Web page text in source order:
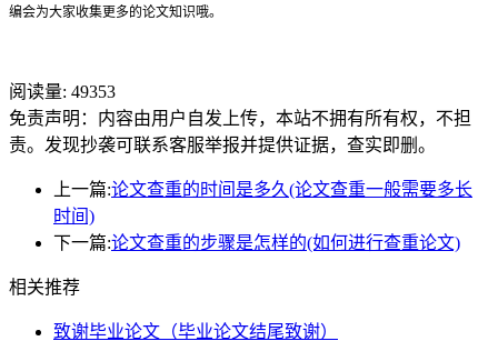
编会为大家收集更多的论文知识哦。
阅读量: 49353
免责声明：内容由用户自发上传，本站不拥有所有权，不担
责。发现抄袭可联系客服举报并提供证据，查实即删。
上一篇:论文查重的时间是多久(论文查重一般需要多长
时间)
下一篇:论文查重的步骤是怎样的(如何进行查重论文)
相关推荐
致谢毕业论文（毕业论文结尾致谢）